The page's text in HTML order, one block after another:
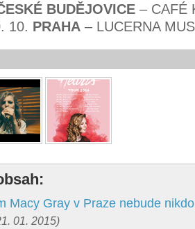
BUDĚJOVICE– CAFÉ
10. PRAHA – LUCERNA
Macy Gray v Praze nebude
01. 2015)